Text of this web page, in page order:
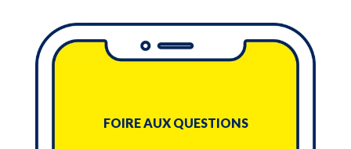
FOIRE AUX QUESTIONS